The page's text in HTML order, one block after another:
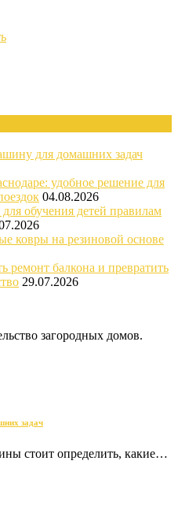
для домашних задач
удобное решение для
04.08.2026
обучения детей правилам
ковры на резиновой основе
ремонт балкона и превратить
29.07.2026
загородных домов.
задач
стоит определить, какие…